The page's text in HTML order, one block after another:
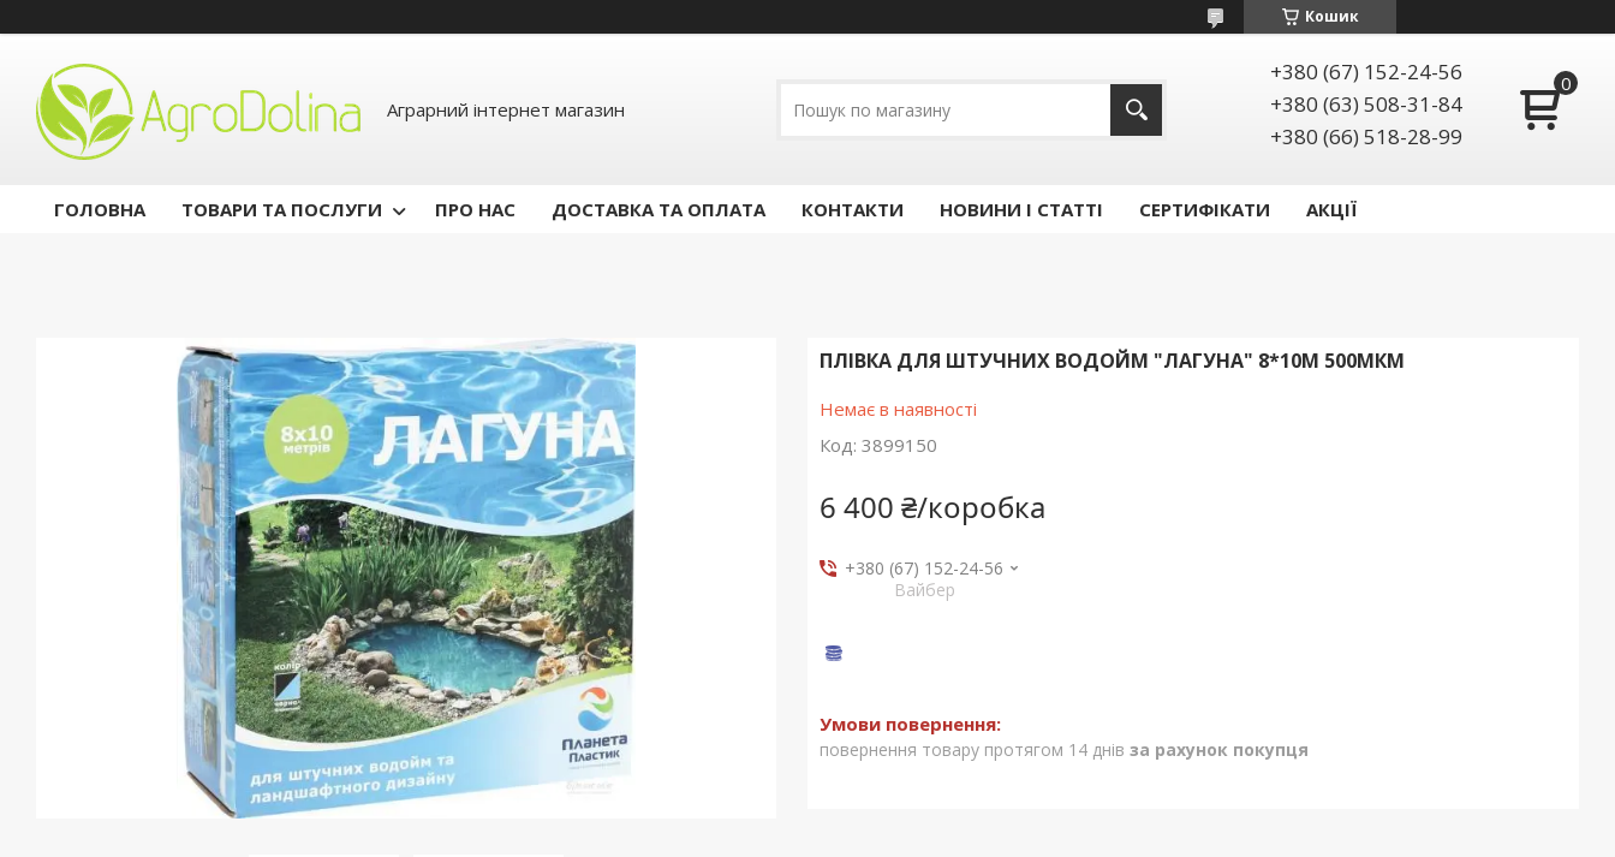
Кошик
Аграрний інтернет магазин
+380 (67) 152-24-56
+380 (63) 508-31-84
+380 (66) 518-28-99
ГОЛОВНА ТОВАРИ ТА ПОСЛУГИ ПРО НАС ДОСТАВКА ТА ОПЛАТА КОНТАКТИ НОВИНИ І СТАТТІ СЕРТИФІКАТИ АКЦІЇ
ПЛІВКА ДЛЯ ШТУЧНИХ ВОДОЙМ "ЛАГУНА" 8*10М 500МКМ
Немає в наявності
Код: 3899150
6 400 ₴/коробка
+380 (67) 152-24-56
Вайбер
повернення товару протягом 14 днів за рахунок покупця